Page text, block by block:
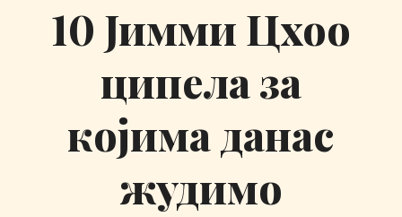
10 Јимми Цхоо
ципела за
којима данас
жудимо